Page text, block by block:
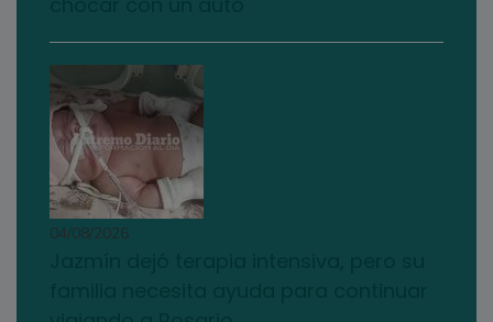
04/08/2026